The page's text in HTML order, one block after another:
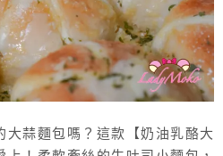
大蒜麵包嗎？這款【奶油乳酪大